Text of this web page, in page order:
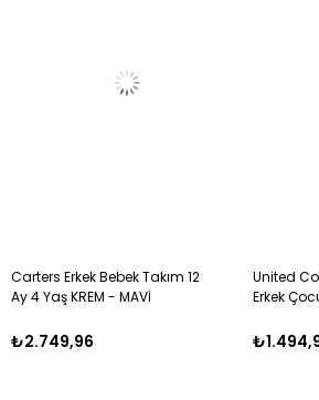
Carters Erkek Bebek Takım 12
Ay 4 Yaş KREM - MAVİ
₺2.749,96
United
Erkek